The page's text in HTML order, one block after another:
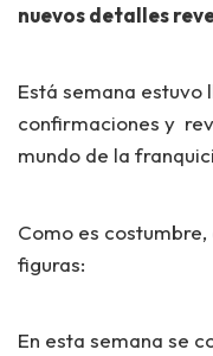
nuevos detalles
Está semana estuvo
confirmaciones y
mundo de la
Como es
figuras:
En esta semana se